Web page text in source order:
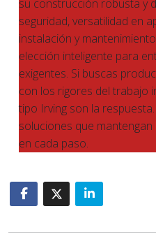
su construcción robusta y
seguridad, versatilidad en
instalación y
elección inteligente para
exigentes. Si buscas
con los rigores del trabajo
tipo Irving son la
soluciones que
en cada paso.